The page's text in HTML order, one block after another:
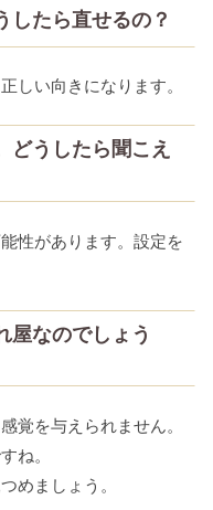
したら直せるの？
しい向きになります。
どうしたら聞こえ
性があります。設定を
屋なのでしょう
覚を与えられません。
ね。
めましょう。